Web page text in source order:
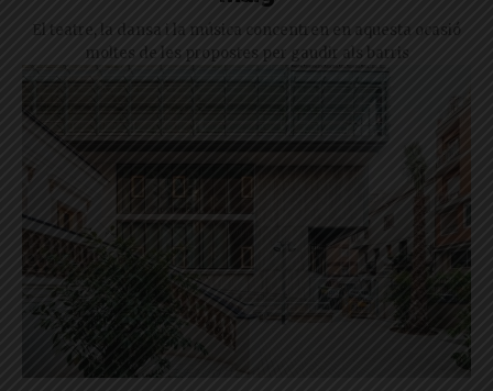
El teatre, la dansa i la música concentren en aquesta ocasió
moltes de les propostes per gaudir als barris